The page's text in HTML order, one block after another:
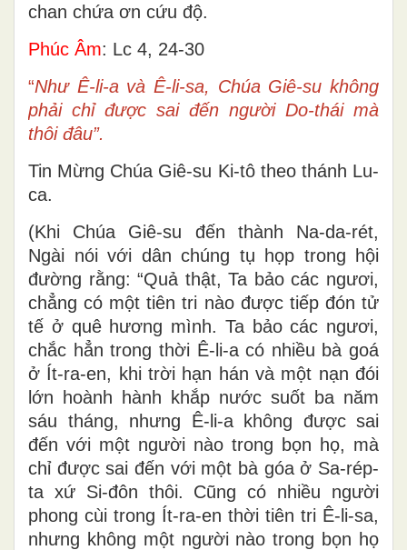
chan chứa ơn cứu độ.
Phúc Âm: Lc 4, 24-30
“Như Ê-li-a và Ê-li-sa, Chúa Giê-su không
phải chỉ được sai đến người Do-thái mà
thôi đâu”.
Tin Mừng Chúa Giê-su Ki-tô theo thánh Lu-
ca.
(Khi Chúa Giê-su đến thành Na-da-rét,
Ngài nói với dân chúng tụ họp trong hội
đường rằng: “Quả thật, Ta bảo các ngươi,
chẳng có một tiên tri nào được tiếp đón tử
tế ở quê hương mình. Ta bảo các ngươi,
chắc hẳn trong thời Ê-li-a có nhiều bà goá
ở Ít-ra-en, khi trời hạn hán và một nạn đói
lớn hoành hành khắp nước suốt ba năm
sáu tháng, nhưng Ê-li-a không được sai
đến với một người nào trong bọn họ, mà
chỉ được sai đến với một bà góa ở Sa-rép-
ta xứ Si-đôn thôi. Cũng có nhiều người
phong cùi trong Ít-ra-en thời tiên tri Ê-li-sa,
nhưng không một người nào trong bọn họ